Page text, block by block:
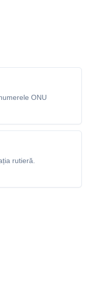
ONU
rutieră.